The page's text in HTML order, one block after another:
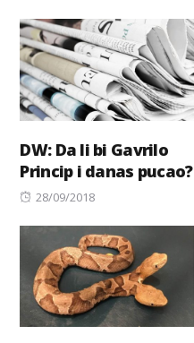
DW: Da li bi Gavrilo
Princip i danas pucao?
Posted
28/09/2018